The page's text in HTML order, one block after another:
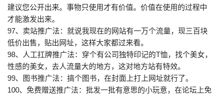
建议您公开出来。事物只使用才有价值。价值在使用的过程中
才能激发出来。
97、卖站推广法：就说我现在的网站有一万个流量，现三百块
低价出售，贴出网址，这样大家都过来看。
98、人工扛牌推广法：穿个有公司独特印记的T恤，找个美女，
性感的美女，去人流量大的地方，这对地方站有特效。
99、图书推广法：搞个图书，在封面上打上网址就行了。
100、免费赠送推广法：批发一批有意思的小玩意，在论坛上免